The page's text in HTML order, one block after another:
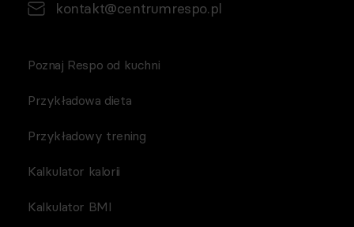
kontakt@centrumrespo.pl
Poznaj Respo od kuchni
Przykładowa dieta
Przykładowy trening
Kalkulator kalorii
Kalkulator BMI